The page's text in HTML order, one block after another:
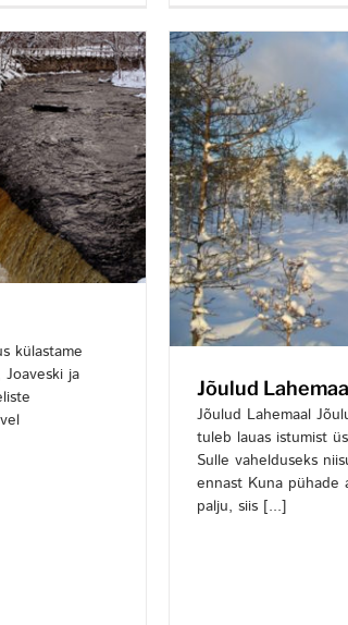
külastame
ja
Jõulud
Jõulud Lahemaal
tuleb lauas istumist
Sulle vahelduseks
ennast Kuna pühade
palju, siis [...]